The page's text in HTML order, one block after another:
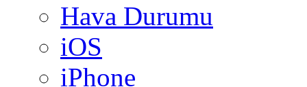
Hava Durumu
iOS
iPhone